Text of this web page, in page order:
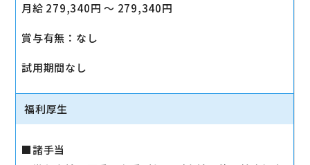
月給 279,340円 〜 279,340円
賞与有無：なし
試用期間なし
福利厚生
■諸手当